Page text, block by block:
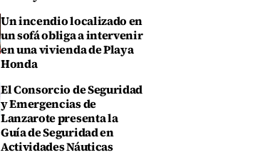
Un incendio localizado en
un sofá obliga a intervenir
en una vivienda de Playa
Honda
El Consorcio de Seguridad
y Emergencias de
Lanzarote presenta la
Guía de Seguridad en
Actividades Náuticas